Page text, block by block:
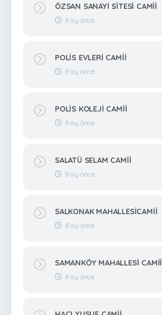
ÖZSAN SANAYİ SİTESİ CAMİİ
8 ay önce
POLİS EVLERİ CAMİİ
8 ay önce
POLİS KOLEJİ CAMİİ
8 ay önce
SALATÜ SELAM CAMİİ
8 ay önce
SALKONAK MAHALLESİCAMİİ
8 ay önce
SAMANKÖY MAHALLESİ CAMİİ
8 ay önce